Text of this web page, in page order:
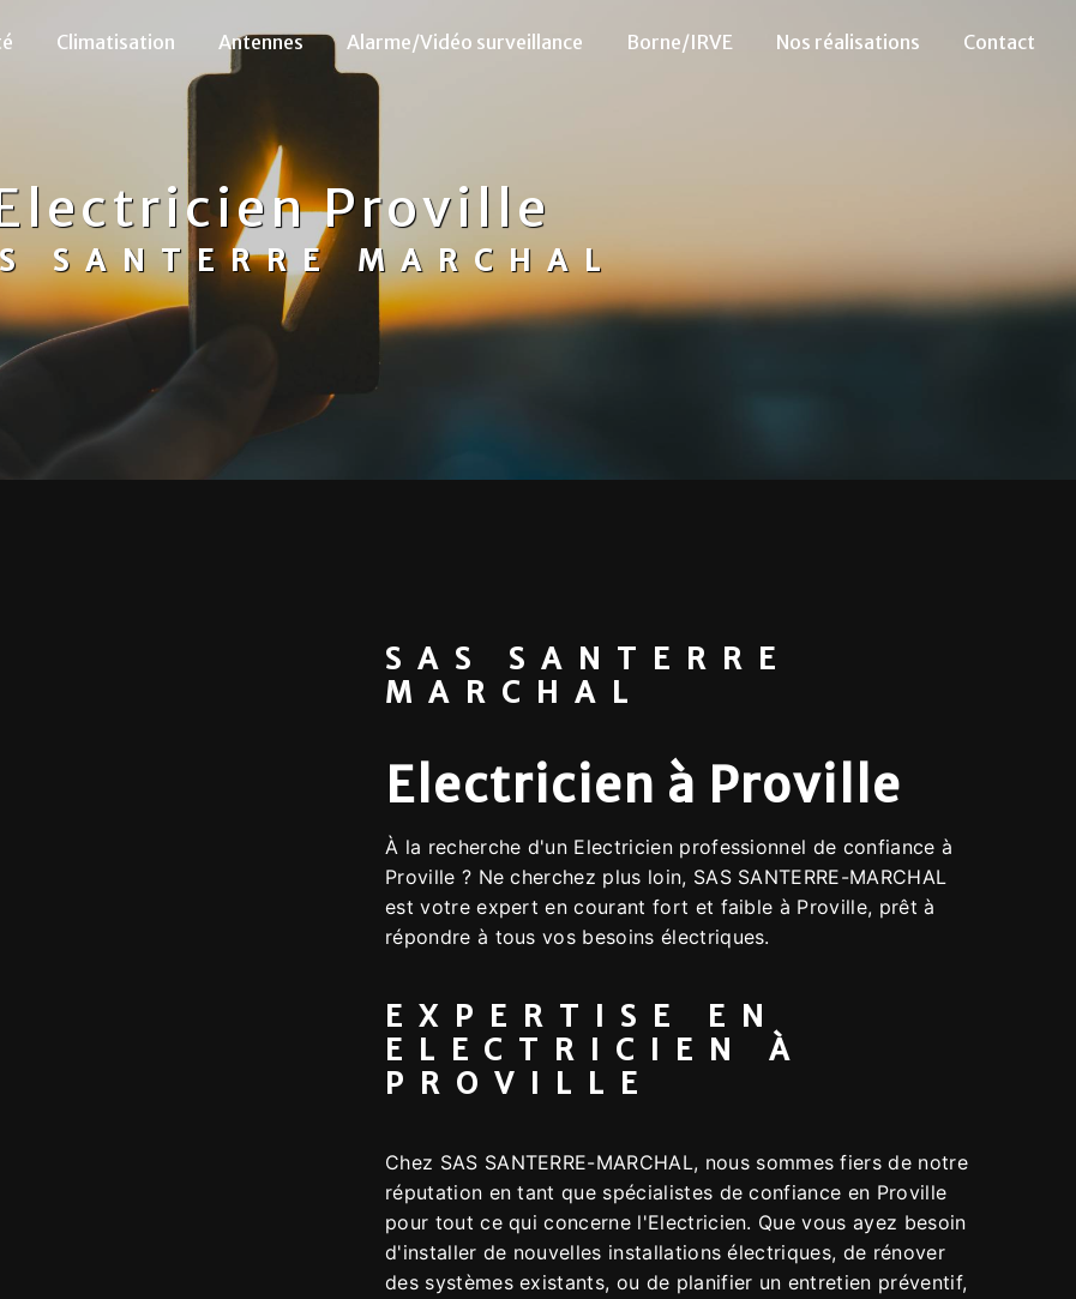
Climatisation Antennes Alarme/Vidéo surveillance Borne/IRVE Nos réalisations Contact
Proville
SANTERRE MARCHAL
SAS SANTERRE
MARCHAL
Electricien à Proville
À la recherche d'un Electricien professionnel de confiance à
Proville ? Ne cherchez plus loin, SAS SANTERRE-MARCHAL
est votre expert en courant fort et faible à Proville, prêt à
répondre à tous vos besoins électriques.
EXPERTISE EN
ELECTRICIEN À
PROVILLE
Chez SAS SANTERRE-MARCHAL, nous sommes fiers de notre
réputation en tant que spécialistes de confiance en Proville
pour tout ce qui concerne l'Electricien. Que vous ayez besoin
d'installer de nouvelles installations électriques, de rénover
des systèmes existants, ou de planifier un entretien préventif,